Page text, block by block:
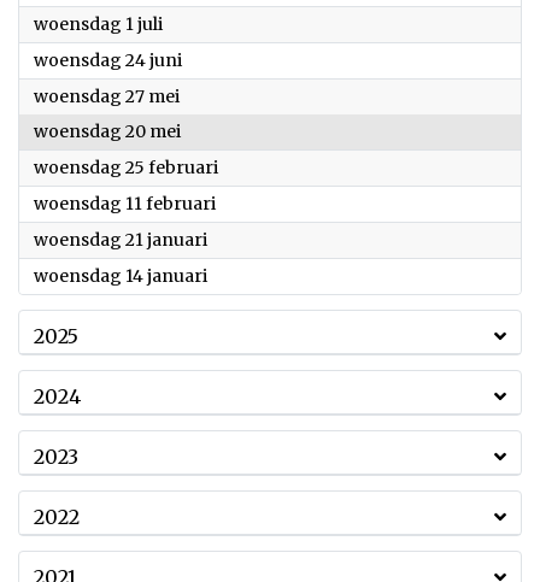
woensdag 1 juli
woensdag 24 juni
woensdag 27 mei
woensdag 20 mei
woensdag 25 februari
woensdag 11 februari
woensdag 21 januari
woensdag 14 januari
2025
2024
2023
2022
2021